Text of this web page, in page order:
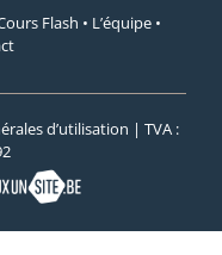
Flash • L’équipe •
d’utilisation | TVA :